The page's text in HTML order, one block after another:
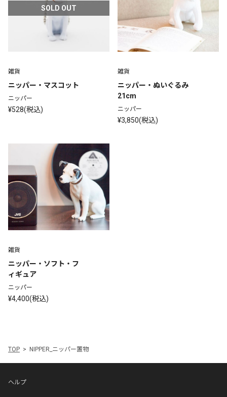
SOLD OUT
雑貨
ニッパー・マスコット
ニッパー
¥528(税込)
雑貨
ニッパー・ぬいぐるみ
21cm
ニッパー
¥3,850(税込)
雑貨
ニッパー・ソフト・フ
ィギュア
ニッパー
¥4,400(税込)
TOP NIPPER_ニッパー置物
ヘルプ